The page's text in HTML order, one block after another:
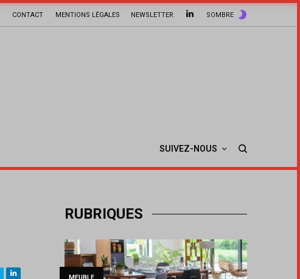
CONTACT MENTIONS LÉGALES NEWSLETTER SOMBRE
SUIVEZ-NOUS
RUBRIQUES